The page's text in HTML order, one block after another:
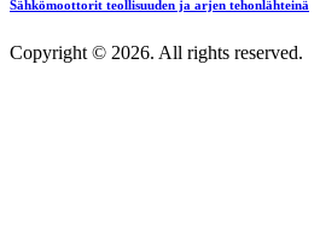
Sähkömoottorit teollisuuden ja arjen tehonlähteinä
Copyright © 2026. All rights reserved.